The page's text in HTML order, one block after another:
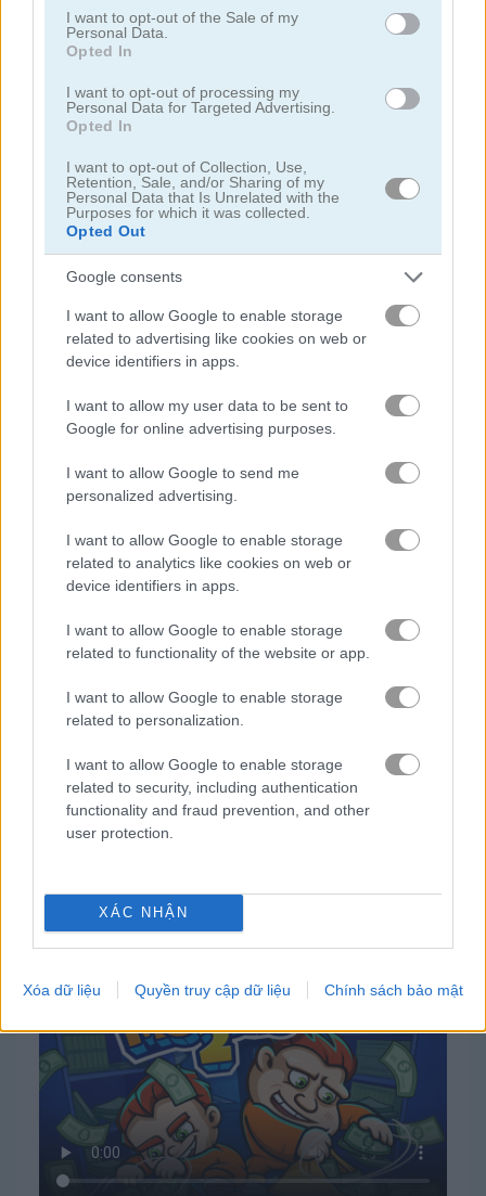
use your data for below specified purposes in below Google
consent section.
I want to opt-out of the Sale of my
Personal Data.
Opted In
I want to opt-out of processing my
Personal Data for Targeted Advertising.
Opted In
I want to opt-out of Collection, Use,
Retention, Sale, and/or Sharing of my
Personal Data that Is Unrelated with the
Purposes for which it was collected.
Opted Out
Google consents
I want to allow Google to enable storage
related to advertising like cookies on web or
device identifiers in apps.
I want to allow my user data to be sent to
Google for online advertising purposes.
I want to allow Google to send me
personalized advertising.
I want to allow Google to enable storage
related to analytics like cookies on web or
device identifiers in apps.
I want to allow Google to enable storage
related to functionality of the website or app.
I want to allow Google to enable storage
related to personalization.
I want to allow Google to enable storage
related to security, including authentication
functionality and fraud prevention, and other
user protection.
XÁC NHẬN
Xóa dữ liệu Quyền truy cập dữ liệu Chính sách bảo mật
Hold My Hand, Friend Emoji Fun
2048
khối
trái cây
câu đố
trò chơi trực tuyến miễn
trò chơi xếp
hình
money movers
Video gameplay
Cách chơi Money Movers 2